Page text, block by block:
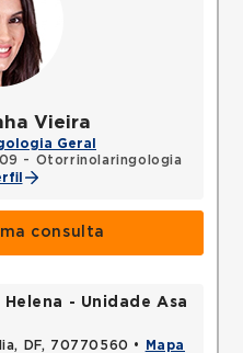
Vieira
Geral
- Otorrinolaringologia
consulta
- Unidade Asa
DF, 70770560 • Mapa